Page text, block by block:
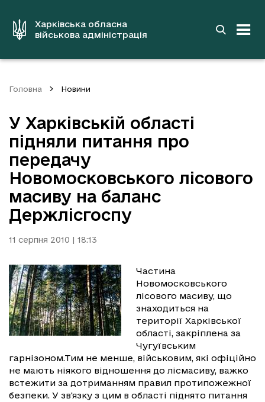
вмістуХарківська обласна
військова адміністрація
Головна Новини
У Харківській області
підняли питання про
передачу
Новомосковського лісового
масиву на баланс
Держлісгоспу
11 серпня 2010 | 18:13
Частина
Новомосковського
лісового масиву, що
знаходиться на
території Харківської
області, закріплена за
Чугуївським
гарнізоном.Тим не менше, військовим, які офіційно
не мають ніякого відношення до лісмасиву, важко
встежити за дотриманням правил протипожежної
безпеки. У зв'язку з цим в області піднято питання